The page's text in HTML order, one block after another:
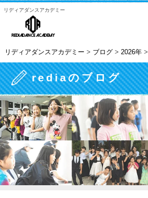
リディアダンスアカデミー
リディアダンスアカデミー > ブログ> 2026年>
rediaのブログ